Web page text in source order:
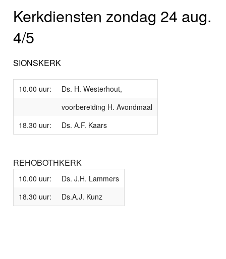
Kerkdiensten zondag 24 aug.
4/5
SIONSKERK
10.00 uur:
Ds. H. Westerhout,
voorbereiding H. Avondmaal
18.30 uur:
Ds. A.F. Kaars
REHOBOTHKERK
10.00 uur:
Ds. J.H. Lammers
18.30 uur:
Ds.A.J. Kunz